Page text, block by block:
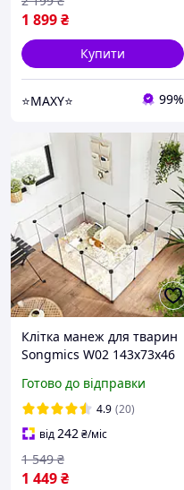
1 899₴
Купити
⭐MAXY⭐ 99%
Клітка манеж для тварин
Songmics W02 143х73х46
Готово до відправки
4.9 (20)
від242₴/міс
1 449₴
1 549 ₴